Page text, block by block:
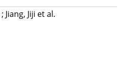
; Jiang, Jiji et al.